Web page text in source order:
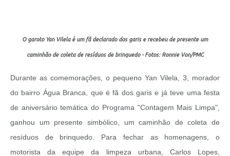
O garoto Yan Vilela é um fã declarado dos garis e recebeu de presente um
caminhão de coleta de resíduos de brinquedo - Fotos: Ronnie Von/PMC
Durante as comemorações, o pequeno Yan Vilela, 3, morador
do bairro Água Branca, que é fã dos garis e já teve uma festa
de aniversário temática do Programa "Contagem Mais Limpa",
ganhou um presente simbólico, um caminhão de coleta de
resíduos de brinquedo. Para fechar as homenagens, o
motorista da equipe da limpeza urbana, Carlos Lopes,